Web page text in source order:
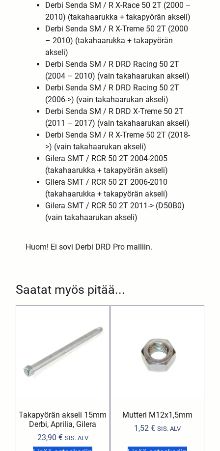
Saatat myös pitää...
Takapyörän akseli 15mm
Derbi, Aprilia, Gilera
23,90 € SIS. ALV
Mutteri M12x1,5mm
1,52 € SIS. ALV
Derbi Senda SM / R X-Race 50 2T (2000 –
2010) (takahaarukka + takapyörän akseli)
Derbi Senda SM / R X-Treme 50 2T (2000
– 2010) (takahaarukka + takapyörän
akseli)
Derbi Senda SM / R DRD Racing 50 2T
(2004 – 2010) (vaintakahaarukan akseli)
Derbi Senda SM / R DRD Racing 50 2T
(2006->) (vaintakahaarukan akseli)
Derbi Senda SM / R DRD X-Treme 50 2T
(2011 – 2017) (vaintakahaarukan akseli)
Derbi Senda SM / R X-Treme 50 2T (2018-
>) (vaintakahaarukan akseli)
Gilera SMT / RCR 50 2T 2004-2005
(takahaarukka + takapyörän akseli)
Gilera SMT / RCR 50 2T 2006-2010
(takahaarukka + takapyörän akseli)
Gilera SMT / RCR 50 2T 2011-> (D50B0)
(vain takahaarukan akseli)
Huom! Ei sovi Derbi DRD Pro malliin.